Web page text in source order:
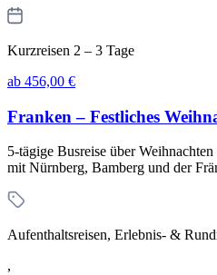
Kurzreisen 2 – 3 Tage
ab 456,00 €
Franken – Festliches
5-tägige Busreise über
mit Nürnberg, Bamberg und der
Aufenthaltsreisen, Erlebnis- &
,